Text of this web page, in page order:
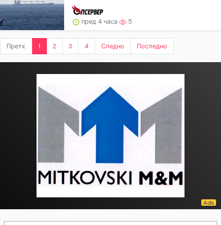
пред 4 часа 5
Претх. 1 2 3 4 Следно Последно